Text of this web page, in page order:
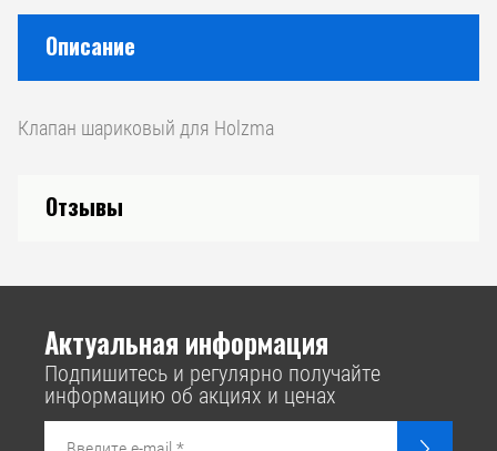
Описание
Клапан шариковый для Holzma
Отзывы
Актуальная информация
Подпишитесь и регулярно получайте
информацию об акциях и ценах